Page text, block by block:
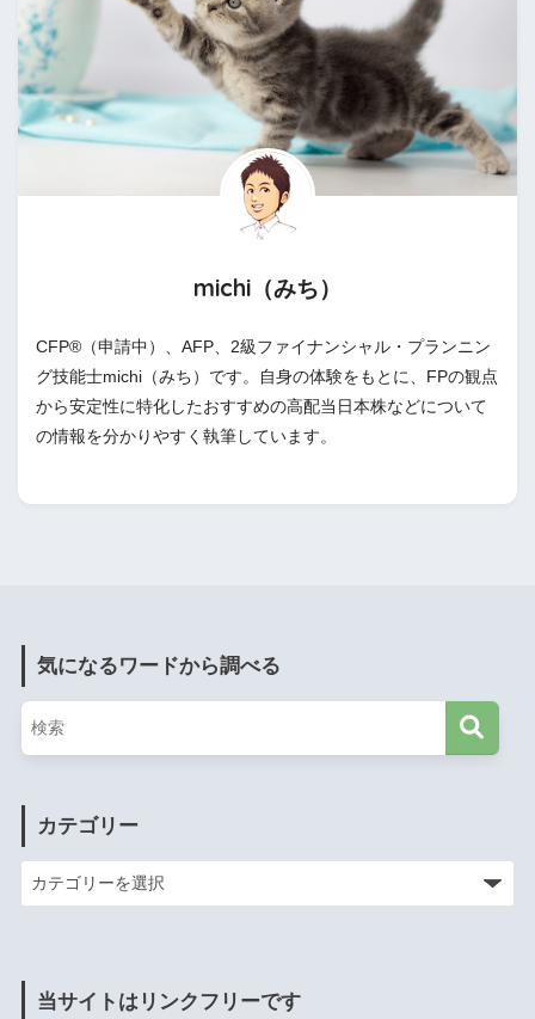
michi（みち）
CFP®（申請中）、AFP、2級ファイナンシャル・プランニン
グ技能士michi（みち）です。自身の体験をもとに、FPの観点
から安定性に特化したおすすめの高配当日本株などについて
の情報を分かりやすく執筆しています。
気になるワードから調べる
カテゴリー
当サイトはリンクフリーです